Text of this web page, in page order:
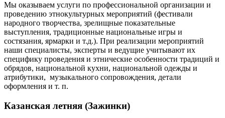
Мы оказываем услуги по профессиональной организации и
проведению этнокультурных мероприятий (фестивали
народного творчества, зрелищные показательные
выступления, традиционные национальные игры и
состязания, ярмарки и т.д.). При реализации мероприятий
наши специалисты, эксперты и ведущие учитывают их
специфику проведения и этнические особенности традиций и
обрядов, национальной кухни, национальной одежды и
атрибутики, музыкального сопровождения, детали
оформления и т. п.
Казанская летняя (Зажинки)